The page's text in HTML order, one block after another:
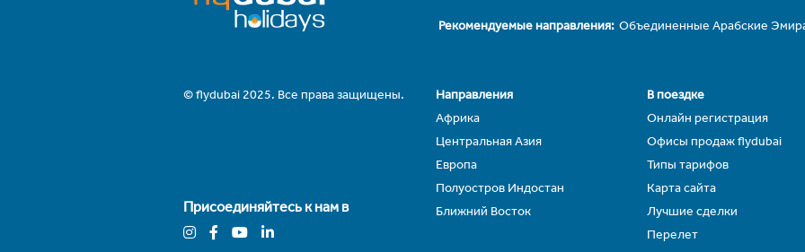
Рекомендуемые направления: Объединенные Арабские
© flydubai 2025. Все права защищены.
Присоединяйтесь к нам в
Направления
Африка
Центральная Азия
Европа
Полуостров Индостан
Ближний Восток
В поездке
Онлайн регистрация
Офисы продаж flydubai
Типы тарифов
Карта сайта
Лучшие сделки
Перелет